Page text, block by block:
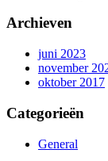
Archieven
juni 2023
november
oktober 2017
Categorieën
General